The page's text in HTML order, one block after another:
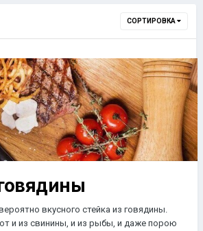
СОРТИРОВКА
вкусного стейка из говядины.
и из свинины, и из рыбы, и даже порою